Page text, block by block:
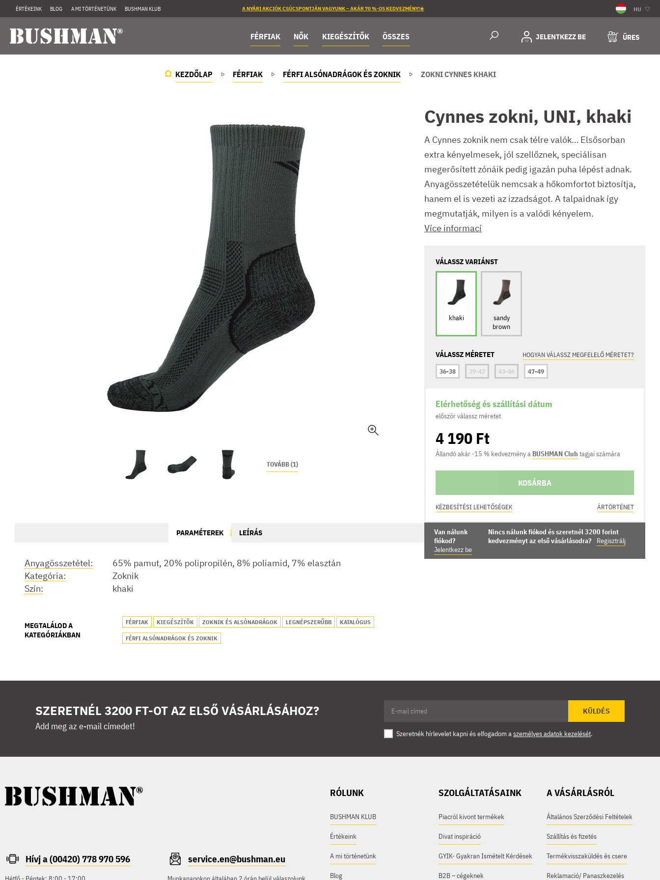
ÉRTÉKEINK BLOG A MI TÖRTÉNETÜNK BUSHMAN KLUB A NYÁRI AKCIÓK CSÚCSPONTJÁN VAGYUNK – AKÁR 70 %-OS KEDVEZMÉNY!☀️ HU
FÉRFIAK NŐK KIEGÉSZÍTŐK ÖSSZES JELENTKEZZ BE ÜRES
KEZDŐLAP FÉRFIAK FÉRFI ALSÓNADRÁGOK ÉS ZOKNIK ZOKNI CYNNES KHAKI
TOVÁBB (1)
Cynnes zokni, UNI, khaki
A Cynnes zoknik nem csak télre valók… Elsősorban
extra kényelmesek, jól szellőznek, speciálisan
megerősített zónáik pedig igazán puha lépést adnak.
Anyagösszetételük nemcsak a hőkomfortot biztosítja,
hanem el is vezeti az izzadságot. A talpaidnak így
megmutatják, milyen is a valódi kényelem.
Více informací
VÁLASSZ VARIÁNST
khaki
sandy
brown
VÁLASSZ MÉRETET
HOGYAN VÁLASSZ MEGFELELŐ MÉRETET?
36-38
39-42 43-46 47-49
Elérhetőség és szállítási dátum
először válassz méretet
4 190 Ft
Állandó akár -15 % kedvezmény a BUSHMAN Clubtagjai számára
KOSÁRBA
KÉZBESÍTÉSI LEHETŐSÉGEK ÁRTÖRTÉNET
Van nálunk
fiókod?
Jelentkezz be
Nincs nálunk fiókod és szeretnél 3200 forint
kedvezményt az első vásárlásodra?
Regisztrálj
PARAMÉTEREK LEÍRÁS
Anyagösszetétel:
65% pamut, 20% polipropilén, 8% poliamid, 7% elasztán
Kategória:
Zoknik
Szín:
khaki
MEGTALÁLOD A
KATEGÓRIÁKBAN
FÉRFIAK KIEGÉSZÍTŐK ZOKNIK ÉS ALSÓNADRÁGOK LEGNÉPSZERŰBB KATALÓGUS
FÉRFI ALSÓNADRÁGOK ÉS ZOKNIK
SZERETNÉL 3200 FT-OT AZ ELSŐ VÁSÁRLÁSÁHOZ?
Add meg az e-mail címedet!
KÜLDÉS
Szeretnék hírlevelet kapni és elfogadom aszemélyes adatok kezelését.
Hívj a (00420) 778 970 596 service.en@bushman.eu
RÓLUNK
BUSHMAN KLUB
Értékeink
A mi történetünk
Blog
SZOLGÁLTATÁSAINK
Piacról kivont termékek
Divat inspiráció
GYIK- Gyakran Ismételt Kérdések
B2B – cégeknek
A VÁSÁRLÁSRÓL
Általános Szerződési Feltételek
Szállítás és fizetés
Termékvisszaküldés és csere
Reklamació/ Panaszkezelés